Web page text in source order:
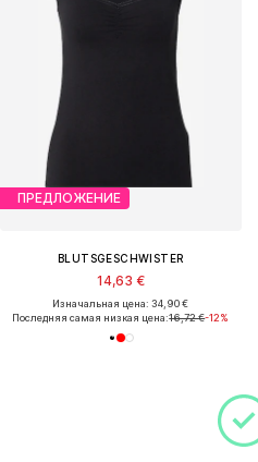
ПРЕДЛОЖЕНИЕ
BLUTSGESCHWISTER
14,63 €
Изначальная цена: 34,90 €
Последняя самая низкая цена:16,72 €-12%